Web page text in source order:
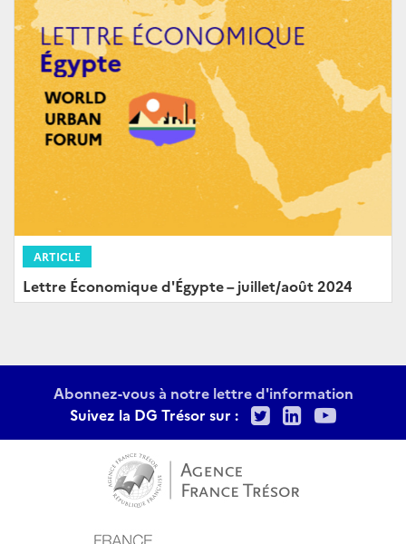
ARTICLE
Lettre Économique d'Égypte – juillet/août 2024
Abonnez-vous à notre lettre d'information
Suivez la DG Trésor sur :
TwitterLinkedIn